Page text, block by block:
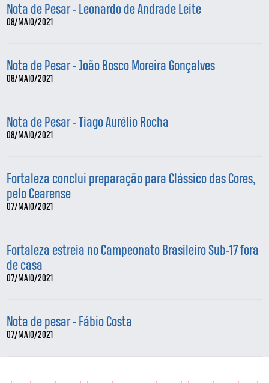
Nota de Pesar - Leonardo de Andrade Leite
08/MAIO/2021
Nota de Pesar - João Bosco Moreira Gonçalves
08/MAIO/2021
Nota de Pesar - Tiago Aurélio Rocha
08/MAIO/2021
Fortaleza conclui preparação para Clássico das Cores,
pelo Cearense
07/MAIO/2021
Fortaleza estreia no Campeonato Brasileiro Sub-17 fora
de casa
07/MAIO/2021
Nota de pesar - Fábio Costa
07/MAIO/2021